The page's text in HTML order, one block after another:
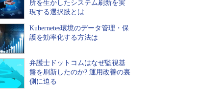
所を生かしたシステム刷新を実
現する選択肢とは
Kubernetes環境のデータ管理・保
護を効率化する方法は
弁護士ドットコムはなぜ監視基
盤を刷新したのか? 運用改善の裏
側に迫る